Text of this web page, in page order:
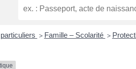
> Famille – Scolarité >